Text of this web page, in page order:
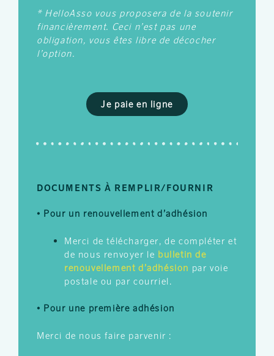
* HelloAsso vous proposera de la soutenir
financièrement. Ceci n’est pas une
obligation, vous êtes libre de décocher
l’option.
Je paie en ligne
DOCUMENTS À REMPLIR/FOURNIR
• Pour un renouvellement d’adhésion
Merci de télécharger, de compléter et
de nous renvoyer le bulletin de
renouvellement d’adhésion par voie
postale ou par courriel.
• Pour une première adhésion
Merci de nous faire parvenir :